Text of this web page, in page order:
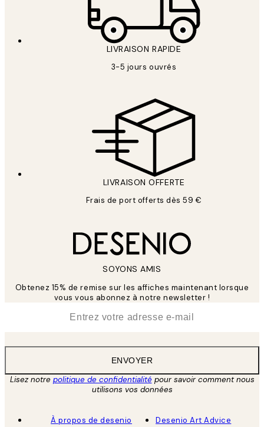
LIVRAISON RAPIDE
3-5 jours ouvrés
LIVRAISON OFFERTE
Frais de port offerts dès 59 €
SOYONS AMIS
Obtenez 15% de remise sur les affiches maintenant lorsque
vous vous abonnez à notre newsletter !
ENVOYER
Lisez notre politique de confidentialitépour savoir comment nous
utilisons vos données
À propos de desenio
Desenio Art Advice